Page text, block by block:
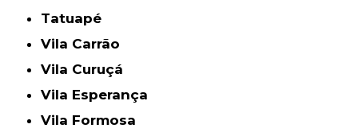
Tatuapé
Vila Carrão
Vila Curuçá
Vila Esperança
Vila Formosa